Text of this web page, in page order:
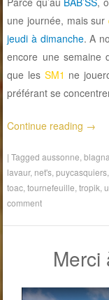
une journée, mais sur
jeudi à dimanche. A
encore une semaine
que les SM1 ne
préférant se
Continue reading →
|Taggedaussonne ,
lavaur, net's ,puycasquiers
toac ,tournefeuille ,tropik ,
comment
Merci